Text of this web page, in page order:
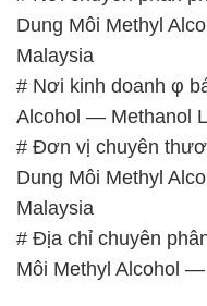
# Đơn vị chuyên
Dung Môi Methyl
Malaysia
# Địa chỉ chuyên
Môi Methyl Alcohol
📞PHÒNG KINH
ĐẮC TRƯỜNG
🌐 Website: https://